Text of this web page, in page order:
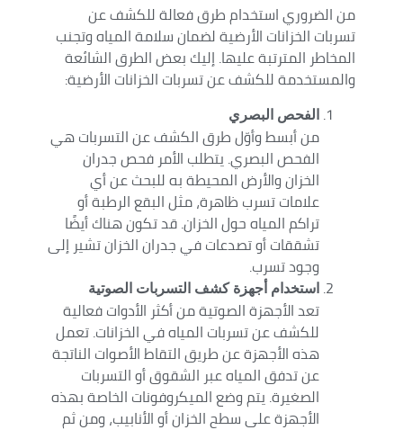
من الضروري استخدام طرق فعالة للكشف عن
تسربات الخزانات الأرضية لضمان سلامة المياه وتجنب
المخاطر المترتبة عليها. إليك بعض الطرق الشائعة
والمستخدمة للكشف عن تسربات الخزانات الأرضية:
الفحص البصري
من أبسط وأوّل طرق الكشف عن التسربات هي
الفحص البصري. يتطلب الأمر فحص جدران
الخزان والأرض المحيطة به للبحث عن أي
علامات تسرب ظاهرة، مثل البقع الرطبة أو
تراكم المياه حول الخزان. قد تكون هناك أيضًا
تشققات أو تصدعات في جدران الخزان تشير إلى
وجود تسرب.
استخدام أجهزة كشف التسربات الصوتية
تعد الأجهزة الصوتية من أكثر الأدوات فعالية
للكشف عن تسربات المياه في الخزانات. تعمل
هذه الأجهزة عن طريق التقاط الأصوات الناتجة
عن تدفق المياه عبر الشقوق أو التسربات
الصغيرة. يتم وضع الميكروفونات الخاصة بهذه
الأجهزة على سطح الخزان أو الأنابيب، ومن ثم